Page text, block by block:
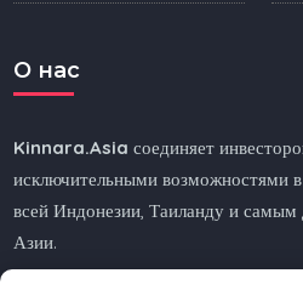
O нас
Kinnara.Asia соединяет
исключительными возможностями
всей Индонезии, Таиланду и
Азии.